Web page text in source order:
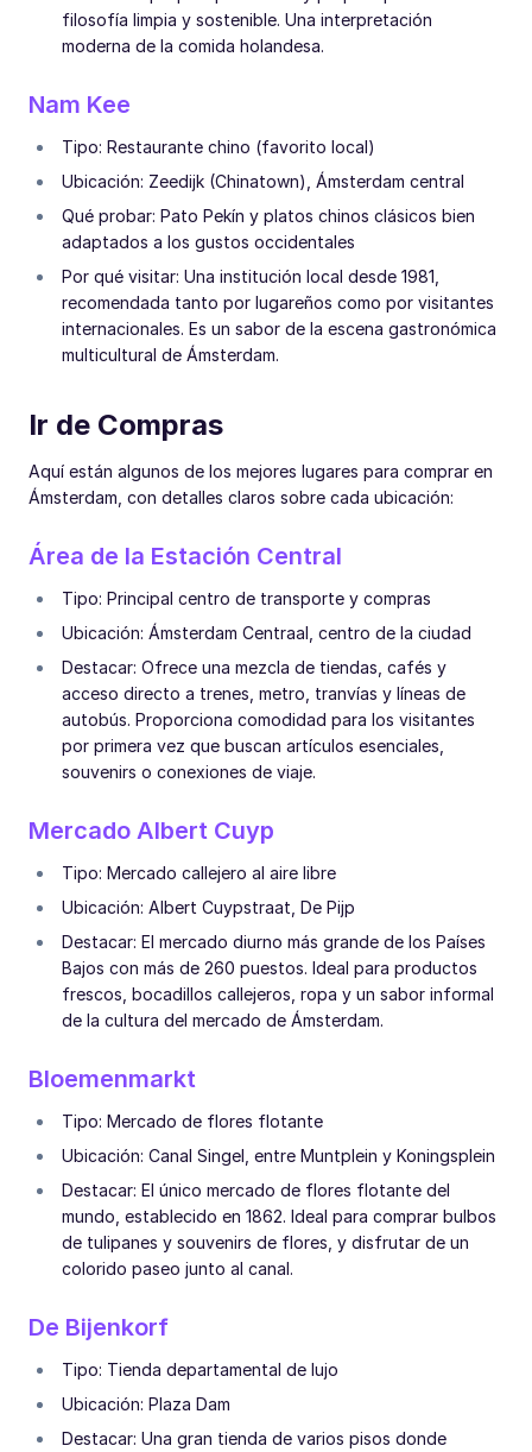
filosofía limpia y sostenible. Una interpretación
moderna de la comida holandesa.
Nam Kee
Tipo: Restaurante chino (favorito local)
Ubicación: Zeedijk (Chinatown), Ámsterdam central
Qué probar: Pato Pekín y platos chinos clásicos bien
adaptados a los gustos occidentales
Por qué visitar: Una institución local desde 1981,
recomendada tanto por lugareños como por visitantes
internacionales. Es un sabor de la escena gastronómica
multicultural de Ámsterdam.
Ir de Compras
Aquí están algunos de los mejores lugares para comprar en
Ámsterdam, con detalles claros sobre cada ubicación:
Área de la Estación Central
Tipo: Principal centro de transporte y compras
Ubicación: Ámsterdam Centraal, centro de la ciudad
Destacar: Ofrece una mezcla de tiendas, cafés y
acceso directo a trenes, metro, tranvías y líneas de
autobús. Proporciona comodidad para los visitantes
por primera vez que buscan artículos esenciales,
souvenirs o conexiones de viaje.
Mercado Albert Cuyp
Tipo: Mercado callejero al aire libre
Ubicación: Albert Cuypstraat, De Pijp
Destacar: El mercado diurno más grande de los Países
Bajos con más de 260 puestos. Ideal para productos
frescos, bocadillos callejeros, ropa y un sabor informal
de la cultura del mercado de Ámsterdam.
Bloemenmarkt
Tipo: Mercado de flores flotante
Ubicación: Canal Singel, entre Muntplein y Koningsplein
Destacar: El único mercado de flores flotante del
mundo, establecido en 1862. Ideal para comprar bulbos
de tulipanes y souvenirs de flores, y disfrutar de un
colorido paseo junto al canal.
De Bijenkorf
Tipo: Tienda departamental de lujo
Ubicación: Plaza Dam
Destacar: Una gran tienda de varios pisos donde